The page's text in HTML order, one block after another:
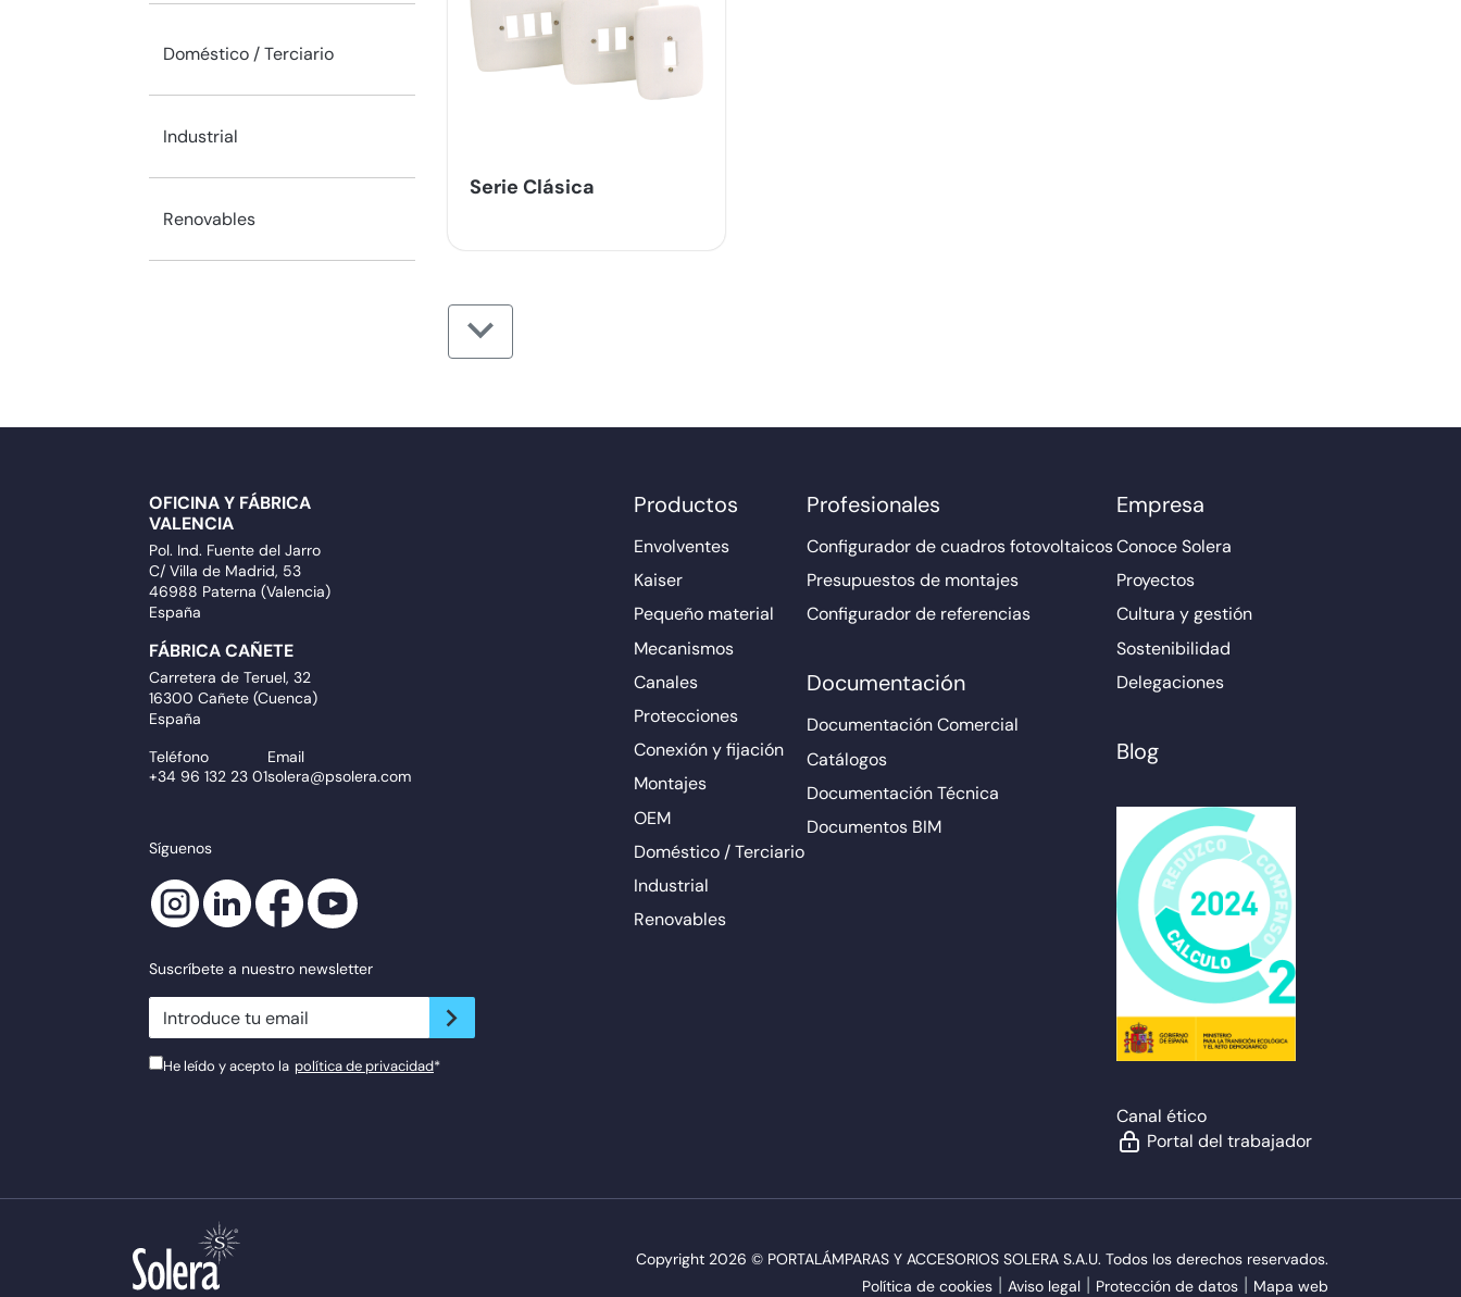
Doméstico / Terciario
Industrial
Renovables
Serie Clásica
OFICINA Y FÁBRICA
VALENCIA
Pol. Ind. Fuente del Jarro
C/ Villa de Madrid, 53
46988 Paterna (Valencia)
España
FÁBRICA CAÑETE
Carretera de Teruel, 32
16300 Cañete (Cuenca)
España
Teléfono
+34 96 132 23 01
Email
solera@psolera.com
Síguenos
Suscríbete a nuestro newsletter
newsletter.suscribe
He leído y acepto la política de privacidad*
Productos
Envolventes
Kaiser
Pequeño material
Mecanismos
Canales
Protecciones
Conexión y fijación
Montajes
OEM
Doméstico / Terciario
Industrial
Renovables
Profesionales
Configurador de cuadros fotovoltaicos
Presupuestos de montajes
Configurador de referencias
Documentación
Documentación Comercial
Catálogos
Documentación Técnica
Documentos BIM
Empresa
Conoce Solera
Proyectos
Cultura y gestión
Sostenibilidad
Delegaciones
Blog
Canal ético
Portal del trabajador
Copyright 2026 © PORTALÁMPARAS Y ACCESORIOS SOLERA S.A.U. Todos los derechos reservados.
Política de cookies
Aviso legal Protección de datos Mapa web